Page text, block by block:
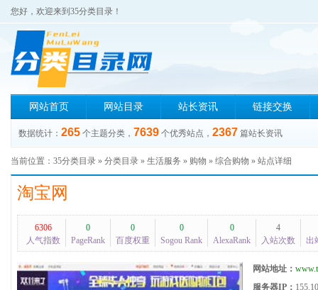
您好，欢迎来到35分类目录！
网站首页 网站目录 站长资讯 链接交换
数据统计： 265 个主题分类， 7639 个优秀站点， 2367 篇站长资讯
当前位置： 35分类目录 » 分类目录 » 生活服务 » 购物 » 综合购物 » 站点详细
淘宝网
6306
人气指数
0
PageRank
0
百度权重
0
Sogou Rank
0
AlexaRank
4
入站次数
出
网站地址：
服务器IP：